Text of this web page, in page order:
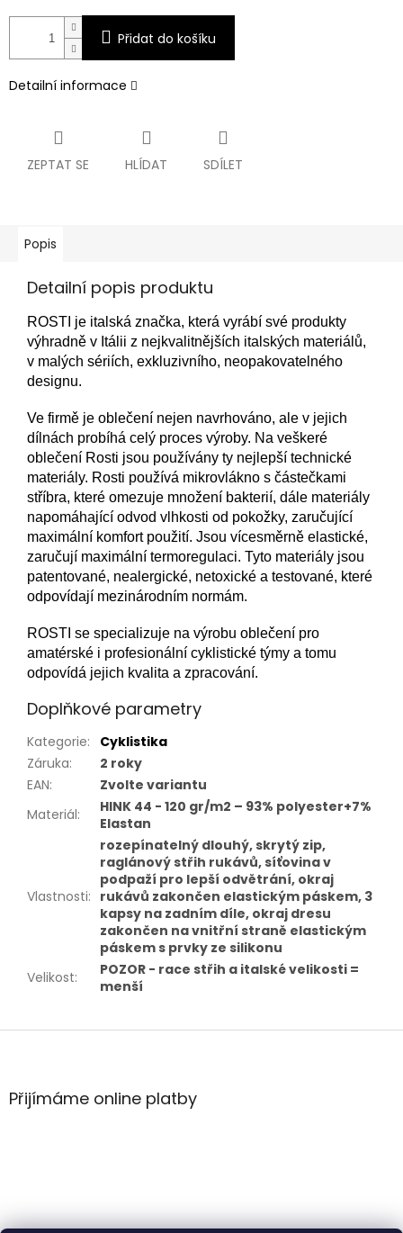
Přidat do košíku
Detailní informace
ZEPTAT SE HLÍDAT SDÍLET
Popis
Detailní popis produktu
ROSTI je italská značka, která vyrábí své produkty
výhradně v Itálii z nejkvalitnějších italských materiálů,
v malých sériích, exkluzivního, neopakovatelného
designu.
Ve firmě je oblečení nejen navrhováno, ale v jejich
dílnách probíhá celý proces výroby. Na veškeré
oblečení Rosti jsou používány ty nejlepší technické
materiály. Rosti používá mikrovlákno s částečkami
stříbra, které omezuje množení bakterií, dále materiály
napomáhající odvod vlhkosti od pokožky, zaručující
maximální komfort použití. Jsou vícesměrně elastické,
zaručují maximální termoregulaci. Tyto materiály jsou
patentované, nealergické, netoxické a testované, které
odpovídají mezinárodním normám.
ROSTI se specializuje na výrobu oblečení pro
amatérské i profesionální cyklistické týmy a tomu
odpovídá jejich kvalita a zpracování.
Doplňkové parametry
Kategorie:
Cyklistika
Záruka:
2 roky
EAN:
Zvolte variantu
Materiál:
HINK 44 - 120 gr/m2 – 93% polyester+7%
Elastan
Vlastnosti:
rozepínatelný dlouhý, skrytý zip,
raglánový střih rukávů, síťovina v
podpaží pro lepší odvětrání, okraj
rukávů zakončen elastickým páskem, 3
kapsy na zadním díle, okraj dresu
zakončen na vnitřní straně elastickým
páskem s prvky ze silikonu
Velikost:
POZOR - race střih a italské velikosti =
menší
Z
aPřijímáme online platby